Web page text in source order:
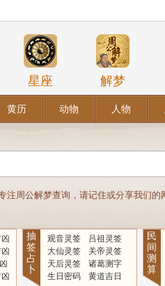
星座 解梦
黄历 动物 人物
注周公解梦查询，请记住或分享我们的
抽
签
占
卜
观音灵签
吕祖灵签
大仙灵签
关帝灵签
天后灵签
诸葛测字
生日密码
黄道吉日
民
间
测
算